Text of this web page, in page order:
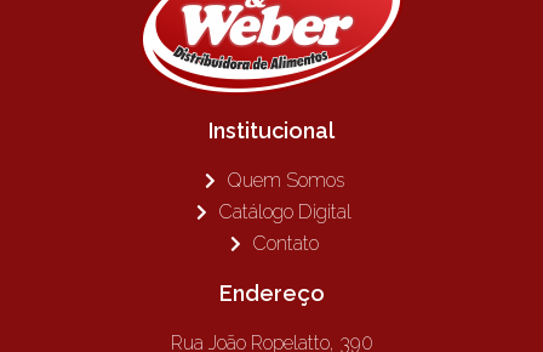
Institucional
Quem Somos
Catálogo Digital
Contato
Endereço
Rua João Ropelatto, 390